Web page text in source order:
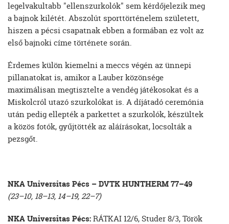
legelvakultabb "ellenszurkolók" sem kérdőjelezik meg
a bajnok kilétét. Abszolút sporttörténelem született,
hiszen a pécsi csapatnak ebben a formában ez volt az
első bajnoki címe története során.
Érdemes külön kiemelni a meccs végén az ünnepi
pillanatokat is, amikor a Lauber közönsége
maximálisan megtisztelte a vendég játékosokat és a
Miskolcról utazó szurkolókat is. A díjátadó ceremónia
után pedig ellepték a parkettet a szurkolók, készültek
a közös fotók, gyűjtötték az aláírásokat, locsolták a
pezsgőt.
NKA Universitas Pécs – DVTK HUNTHERM 77–49
(23–10, 18–13, 14–19, 22–7)
NKA Universitas Pécs:RÁTKAI 12/6, Studer 8/3, Török